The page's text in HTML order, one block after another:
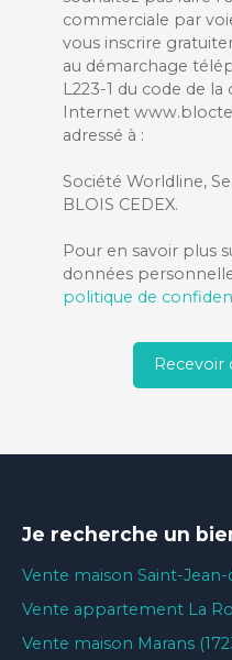
commerciale par
vous inscrire
au démarchage
L223-1 du code de
Internet
adressé à :
Société Worldline,
BLOIS CEDEX.
Pour en savoir plus
données
politique de
Recevoir
Je recherche un
Vente maison Saint-Jean-
Vente appartement La
Vente maison Marans